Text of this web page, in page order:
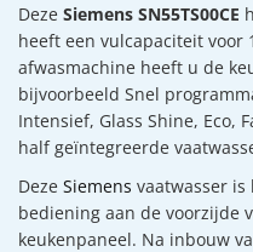
Deze Siemens SN55TS00CE
heeft een vulcapaciteit voor
afwasmachine heeft u de
bijvoorbeeld Snel
Intensief, Glass Shine, Eco,
half geïntegreerde
Deze Siemens vaatwasser
bediening aan de voorzijde
keukenpaneel. Na inbouw